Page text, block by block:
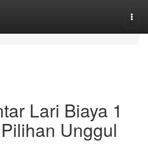
Lari Biaya 1
Unggul